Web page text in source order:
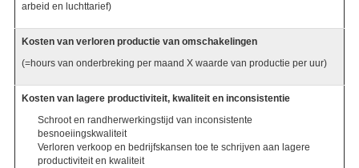
arbeid en luchttarief)
Kosten van verloren productie van omschakelingen
(=hours van onderbreking per maand X waarde van productie per uur)
Kosten van lagere productiviteit, kwaliteit en inconsistentie
Schroot en randherwerkingstijd van inconsistente
besnoeiingskwaliteit
Verloren verkoop en bedrijfskansen toe te schrijven aan lagere
productiviteit en kwaliteit